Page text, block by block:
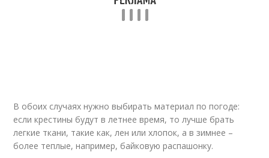
В обоих случаях нужно выбирать материал по погоде:
если крестины будут в летнее время, то лучше брать
легкие ткани, такие как, лен или хлопок, а в зимнее –
более теплые, например, байковую распашонку.